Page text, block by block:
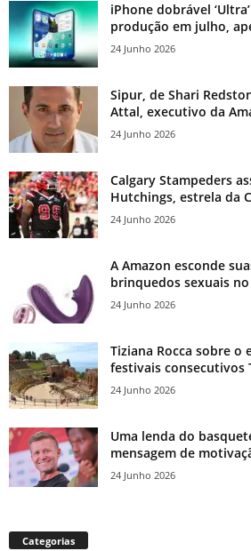
iPhone dobrável
produção em julho,
24 Junho 2026
Sipur, de Shari
Attal, executivo da
24 Junho 2026
Calgary Stampeders
Hutchings, estrela da
24 Junho 2026
A Amazon esconde
brinquedos sexuais
24 Junho 2026
Tiziana Rocca sobre
festivais consecutivos
24 Junho 2026
Uma lenda do
mensagem de
24 Junho 2026
Categorias